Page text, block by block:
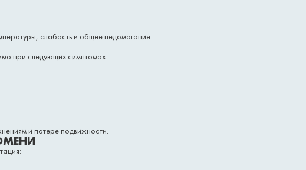
слабость и общее недомогание.
при следующих симптомах:
и потере подвижности.